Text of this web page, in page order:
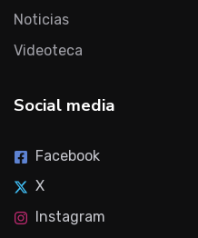
Noticias
Videoteca
Social media
Facebook
X
Instagram